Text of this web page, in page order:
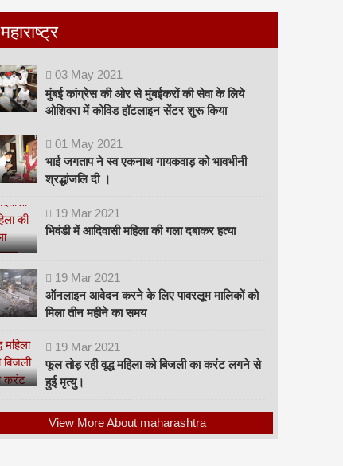
महाराष्ट्र
03 May 2021
मुंबई कांग्रेस की ओर से मुंबईकरों की सेवा के लिये
ओशिवरा में कोविड हॉटलाइन सेंटर शुरू किया
01 May 2021
भाई जगताप ने स्व एकनाथ गायकवाड़ को भावभीनी
श्रद्धांजलि दी ।
19 Mar 2021
भिवंडी में आदिवासी महिला की गला दबाकर हत्या
19 Mar 2021
ऑनलाइन आवेदन करने के लिए पावरलूम मालिकों को
मिला तीन महीने का समय
19 Mar 2021
फूल तोड़ रही वृद्ध महिला को बिजली का करंट लगने से
हुई मृत्यु।
View More About maharashtra